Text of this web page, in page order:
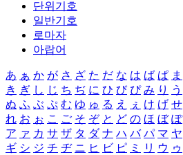
단위기호
일반기호
로마자
아랍어
あ ぁ か が さ ざ た だ な は ば ぱ ま
き ぎ し じ ち ぢ に ひ び ぴ み り う
ぬ ふ ぶ ぷ む ゆ ゅ る え ぇ け げ せ
れ お ぉ こ ご そ ぞ と ど の ほ ぼ ぽ
ア ァ カ サ ザ タ ダ ナ ハ バ パ マ ヤ
ギ シ ジ チ ヂ ニ ヒ ビ ピ ミ リ ウ ゥ